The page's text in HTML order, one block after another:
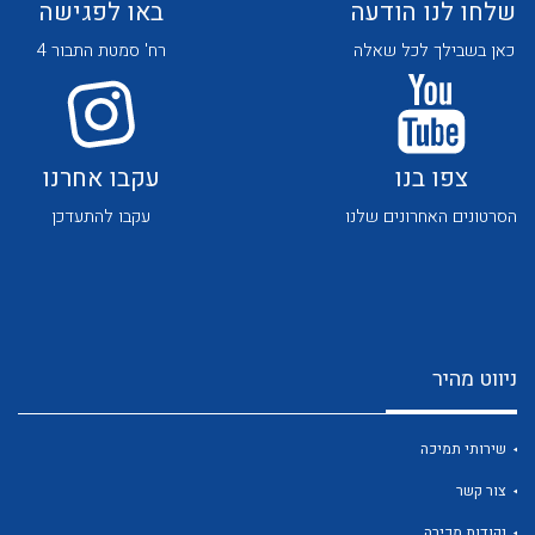
לכל מוצרי היצרן לכל מוצרי היצרן
לכל מוצרי היצרן
שלחו לנו הודעה
כאן בשבילך לכל שאלה
באו לפגישה
רח' סמטת התבור 4
צפו בנו
הסרטונים האחרונים שלנו
עקבו אחרנו
עקבו להתעדכן
ניווט מהיר
שירותי תמיכה
צור קשר